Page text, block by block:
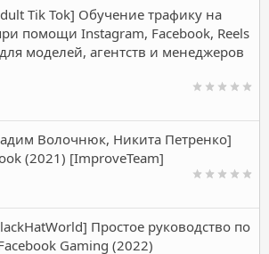
Tik Tok] Обучение трафику на
помощи Instagram, Facebook, Reels
моделей, агентств и менеджеров
Волочнюк, Никита Петренко]
(2021) [ImproveTeam]
Простое руководство по
Gaming (2022)